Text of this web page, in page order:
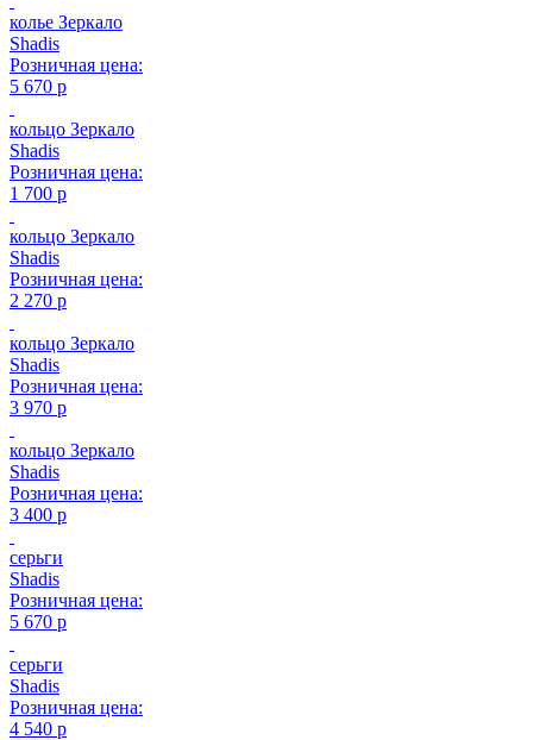
колье Зеркало
Shadis
Розничная цена:
5 670 р
кольцо Зеркало
Shadis
Розничная цена:
1 700 р
кольцо Зеркало
Shadis
Розничная цена:
2 270 р
кольцо Зеркало
Shadis
Розничная цена:
3 970 р
кольцо Зеркало
Shadis
Розничная цена:
3 400 р
серьги
Shadis
Розничная цена:
5 670 р
серьги
Shadis
Розничная цена:
4 540 р